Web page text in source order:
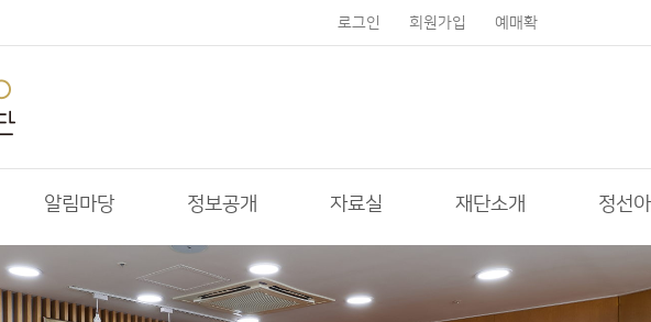
로그인 회원가입 예매확
알림마당 정보공개 자료실 재단소개 정선